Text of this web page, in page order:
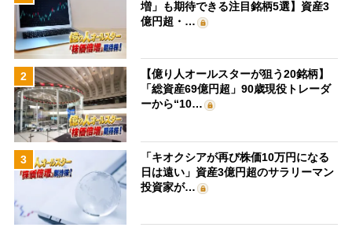
増」も期待できる注目銘柄5選】資産3
億円超・…
2
【億り人オールスターが狙う20銘柄】
「総資産69億円超」90歳現役トレーダ
ーから“10…
3
「キオクシアが再び株価10万円になる
日は遠い」資産3億円超のサラリーマン
投資家が…